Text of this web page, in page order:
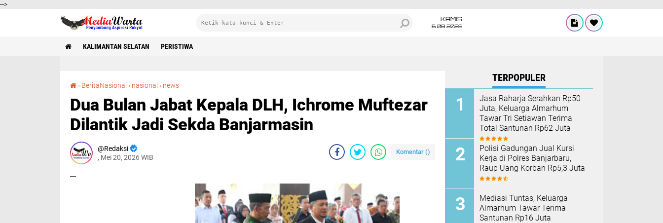
-->
KAMIS
6 08 2026
KALIMANTAN SELATAN PERISTIWA
› BeritaNasional › nasional › news
Dua Bulan Jabat Kepala DLH, Ichrome Muftezar
Dilantik Jadi Sekda Banjarmasin
Redaksi
, Mei 20, 2026 WIB
Komentar ()
---
TERPOPULER
Jasa Raharja Serahkan Rp50
Juta, Keluarga Almarhum
Tawar Tri Setiawan Terima
Total Santunan Rp62 Juta
Polisi Gadungan Jual Kursi
Kerja di Polres Banjarbaru,
Raup Uang Korban Rp5,3 Juta
Mediasi Tuntas, Keluarga
Almarhum Tawar Terima
Santunan Rp16 Juta